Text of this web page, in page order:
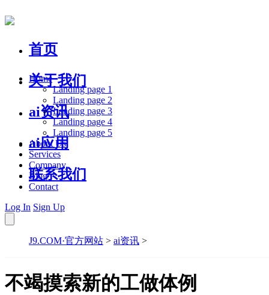
首页
关于我们
ai资讯
ai应用
联系我们
Home
Landing page 1
Landing page 2
Landing page 3
Landing page 4
Landing page 5
About Us
Services
Company
Blog
Contact
Log In Sign Up
J9.COM·官方网站 > ai资讯 >
不竭摸索新的工做体例